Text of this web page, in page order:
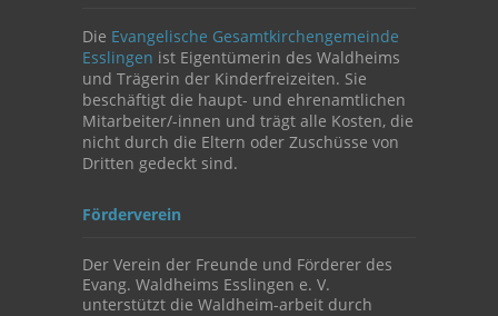
Die Evangelische Gesamtkirchengemeinde
Esslingen ist Eigentümerin des Waldheims
und Trägerin der Kinderfreizeiten. Sie
beschäftigt die haupt- und ehrenamtlichen
Mitarbeiter/-innen und trägt alle Kosten, die
nicht durch die Eltern oder Zuschüsse von
Dritten gedeckt sind.
Förderverein
Der Verein der Freunde und Förderer des
Evang. Waldheims Esslingen e. V.
unterstützt die Waldheim-arbeit durch